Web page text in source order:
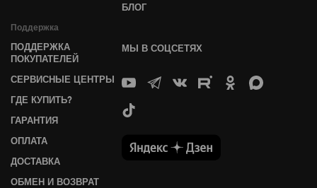
БЛОГ
Поддержка
ПОДДЕРЖКА
ПОКУПАТЕЛЕЙ
СЕРВИСНЫЕ ЦЕНТРЫ
ГДЕ КУПИТЬ?
ГАРАНТИЯ
ОПЛАТА
ДОСТАВКА
ОБМЕН И ВОЗВРАТ
МЫ В СОЦСЕТЯХ